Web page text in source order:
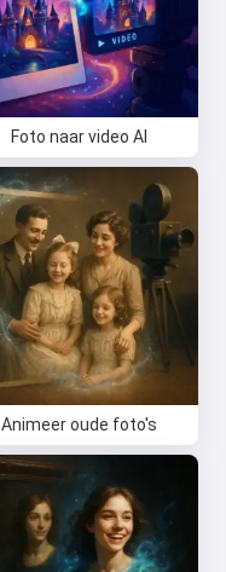
Foto naar video AI
Animeer oude foto's